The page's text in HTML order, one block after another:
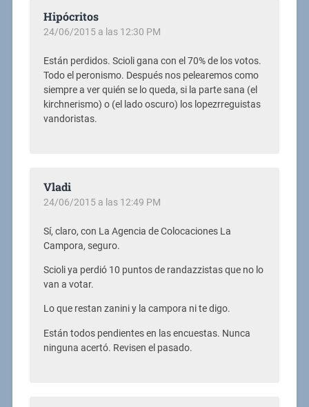
Hipócritos
24/06/2015 a las 12:30 PM
Están perdidos. Scioli gana con el 70% de los votos.
Todo el peronismo. Después nos pelearemos como
siempre a ver quién se lo queda, si la parte sana (el
kirchnerismo) o (el lado oscuro) los lopezrreguistas
vandoristas.
Vladi
24/06/2015 a las 12:49 PM
Sí, claro, con La Agencia de Colocaciones La
Campora, seguro.
Scioli ya perdió 10 puntos de randazzistas que no lo
van a votar.
Lo que restan zanini y la campora ni te digo.
Están todos pendientes en las encuestas. Nunca
ninguna acertó. Revisen el pasado.